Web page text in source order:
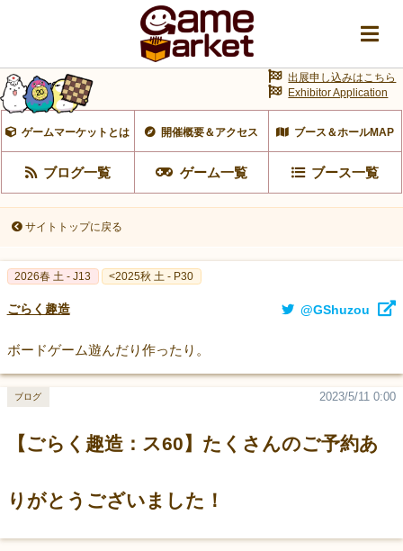
ゲームマーケットとは 開催概要＆アクセス ブース＆ホールMAP
ブログ一覧 ゲーム一覧 ブース一覧
出展申し込みはこちら
Exhibitor Application
サイトトップに戻る
2026春 土 - J13 <2025秋 土 - P30
ごらく趣造 @GShuzou
ボードゲーム遊んだり作ったり。
【ごらく趣造：ス60】たくさんのご予約あ
りがとうございました！
2023/5/11 0:00
ブログ